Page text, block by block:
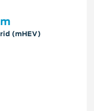
(mHEV)